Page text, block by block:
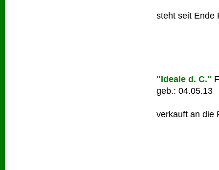
steht seit Ende
"Ideale d. C."
geb.: 04.05.13
verkauft an die